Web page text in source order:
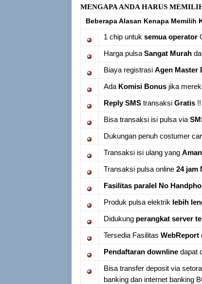
MENGAPA ANDA HARUS
Beberapa Alasan Kenapa Memilih
1 chip untuk semua operator
Harga pulsa Sangat Murah
Biaya registrasi Agen Master
Ada Komisi Bonus jika
Reply SMS transaksi Gratis !!
Bisa transaksi isi pulsa via
Dukungan penuh costumer
Transaksi isi ulang yang Aman
Transaksi pulsa online 24 jam
Fasilitas paralel No
Produk pulsa elektrik lebih
Didukung perangkat server
Tersedia Fasilitas WebReport
Pendaftaran downline dapat
Bisa transfer deposit via
banking dan internet banking